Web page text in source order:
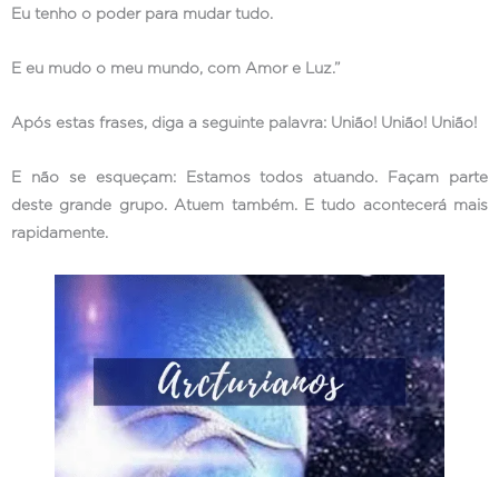
Eu tenho o poder para mudar tudo.
E eu mudo o meu mundo, com Amor e Luz.”
Após estas frases, diga a seguinte palavra: União! União! União!
E não se esqueçam: Estamos todos atuando. Façam parte
deste grande grupo. Atuem também. E tudo acontecerá mais
rapidamente.